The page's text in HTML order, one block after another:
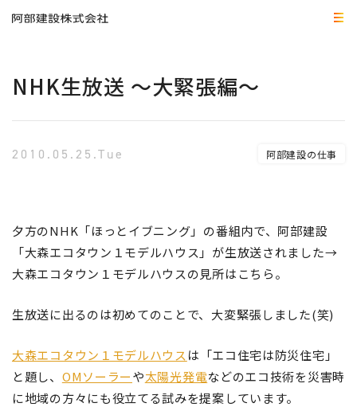
NHK生放送 ～大緊張編～
2010.05.25.Tue 阿部建設の仕事
夕方のNHK「ほっとイブニング」の番組内で、阿部建設
「大森エコタウン１モデルハウス」が生放送されました→
大森エコタウン１モデルハウスの見所はこちら。
生放送に出るのは初めてのことで、大変緊張しました(笑)
大森エコタウン１モデルハウス は「エコ住宅は防災住宅」
と題し、 OMソーラーや太陽光発電などのエコ技術を災害時
に地域の方々にも役立てる試みを提案しています。